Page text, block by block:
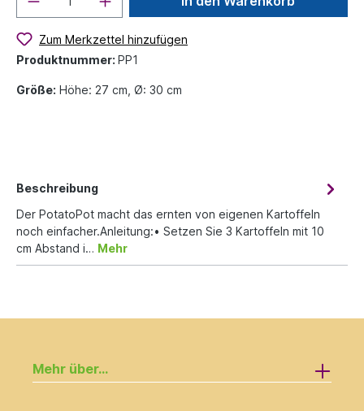
Zum Merkzettel hinzufügen
Produktnummer: PP1
Größe: Höhe: 27 cm, Ø: 30 cm
Beschreibung
Der PotatoPot macht das ernten von eigenen Kartoffeln
noch einfacher.Anleitung:• Setzen Sie 3 Kartoffeln mit 10
cm Abstand i… Mehr
Mehr über...